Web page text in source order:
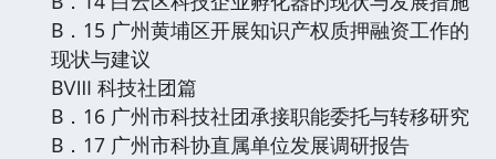
B．15 广州黄埔区开展知识产权质押融资工作的
现状与建议
BⅧ 科技社团篇
B．16 广州市科技社团承接职能委托与转移研究
B．17 广州市科协直属单位发展调研报告